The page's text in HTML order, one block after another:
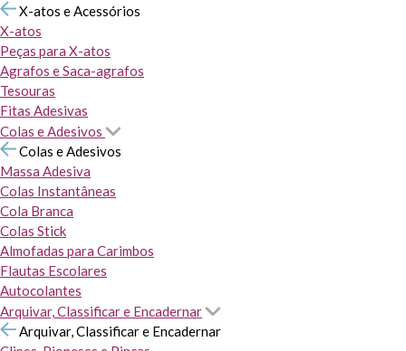
X-atos e Acessórios
X-atos
Peças para X-atos
Agrafos e Saca-agrafos
Tesouras
Fitas Adesivas
Colas e Adesivos
Colas e Adesivos
Massa Adesiva
Colas Instantâneas
Cola Branca
Colas Stick
Almofadas para Carimbos
Flautas Escolares
Autocolantes
Arquivar, Classificar e Encadernar
Arquivar, Classificar e Encadernar